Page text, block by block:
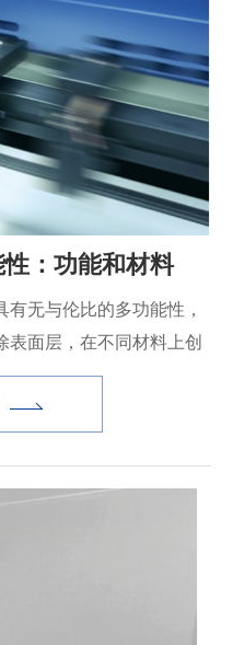
：功能和材料
无与伦比的多功能性，
表面层，在不同材料上创
量的方法彻底改变了行业